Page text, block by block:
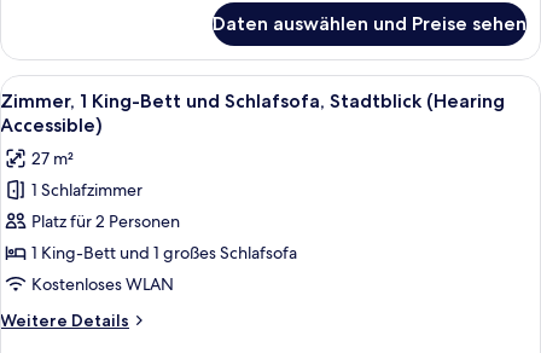
Tub)
anzeigen
1 King-
Bett
und
Schlafsofa,
(Mobility
Accessible,
Tub)
Daten auswählen und Preise sehen
Alle
Fotos
für
Zimmer,
1 King-
Bett
und
Schlafsofa,
Stadtblick
(Hearing
Ein modernes Hotelzimmer mit
6
Zimmer, 1 King-Bett und Schlafsofa, Stadtblick (Hearing
Accessible)
27 m²
1 Schlafzimmer
Platz für 2 Personen
1 King-Bett und 1 großes Schlafsofa
Kostenloses WLAN
Weitere Details
Weitere